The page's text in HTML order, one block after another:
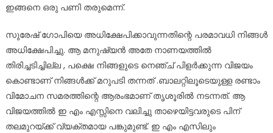
ഇങ്ങനെ ഒരു പണി തരുമെന്ന്.
സുരേഷ് ഗോപിയെ അധിക്ഷേപിക്കാവുന്നതിന്റെ പരമാവധി നിങ്ങൾ
അധിക്ഷേപിച്ചു. ആ മനുഷ്യൻ അതേ നാണയത്തിൽ
തിരിച്ചടിച്ചില്ല , പക്ഷെ നിങ്ങളുടെ നെഞ്ച് പിളർക്കുന്ന വിജയം
കൊണ്ടാണ് നിങ്ങൾക്ക് മറുപടി തന്നത് .ബാലറ്റിലൂടെയുള്ള രണ്ടാം
വിമോചന സമരത്തിന്റെ ആരംഭമാണ് തൃശൂരിൽ നടന്നത്. ആ
വിജയത്തിൽ ഇ എം എസ്സിനെ വലിച്ചു താഴെയിട്ടവരുടെ പിന്
തലമുറയ്ക്ക് വ്യക്തമായ പങ്കുമുണ്ട്. ഇ എം എസിലും